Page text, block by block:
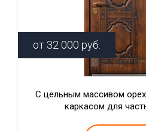
от 32 000 руб.
С цельным массивом
каркасом для